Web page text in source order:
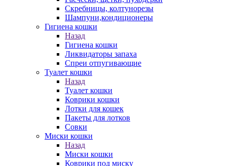
Скребницы, колтунорезы
Шампуни,кондиционеры
Гигиена кошки
Назад
Гигиена кошки
Ликвидаторы запаха
Спреи отпугивающие
Туалет кошки
Назад
Туалет кошки
Коврики кошки
Лотки для кошек
Пакеты для лотков
Совки
Миски кошки
Назад
Миски кошки
Коврики под миску